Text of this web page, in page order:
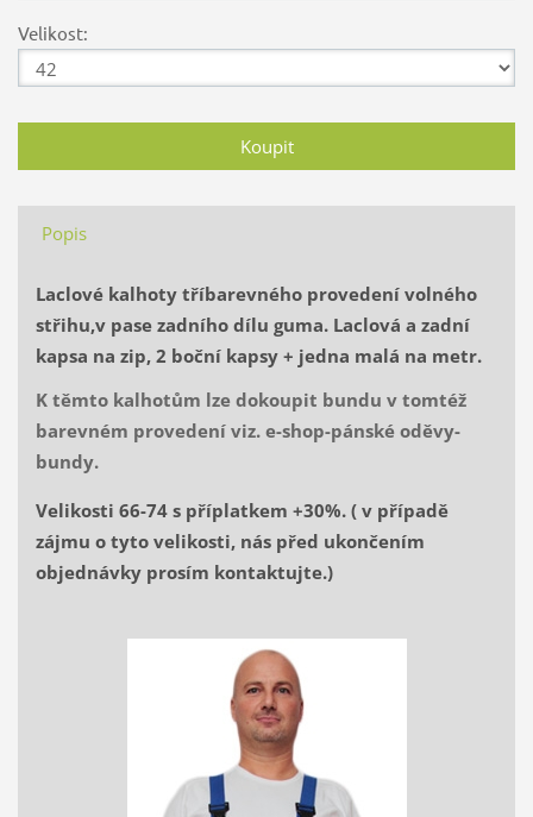
Velikost:
Popis
Laclové kalhoty tříbarevného provedení volného
střihu,v pase zadního dílu guma. Laclová a zadní
kapsa na zip, 2 boční kapsy + jedna malá na metr.
K těmto kalhotům lze dokoupit bundu v tomtéž
barevném provedení viz. e-shop-pánské oděvy-
bundy.
Velikosti 66-74 s příplatkem +30%. ( v případě
zájmu o tyto velikosti, nás před ukončením
objednávky prosím kontaktujte.)